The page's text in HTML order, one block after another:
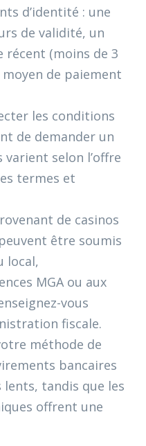
d’identité : une
de validité, un
(moins de 3
de paiement
les conditions
de demander un
selon l’offre
termes et
de casinos
être soumis
local,
MGA ou aux
vous
fiscale.
méthode de
bancaires
tandis que les
offrent une